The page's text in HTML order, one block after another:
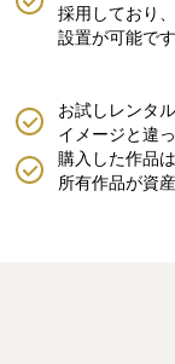
採用しており
設置が可能です
購入した作品
所有作品が資
お試しレンタ
イメージと違